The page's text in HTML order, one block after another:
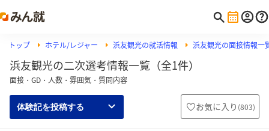
トップ ホテル/レジャー 浜友観光の就活情報 浜友観光の面接情報一
浜友観光の二次選考情報一覧（全1件）
面接・GD・人数・雰囲気・質問内容
体験記を投稿する お気に入り (803)